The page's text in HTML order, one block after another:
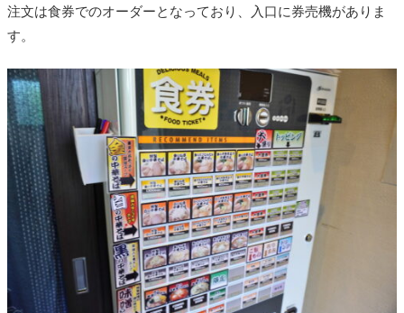
注文は食券でのオーダーとなっており、入口に券売機がありま
す。